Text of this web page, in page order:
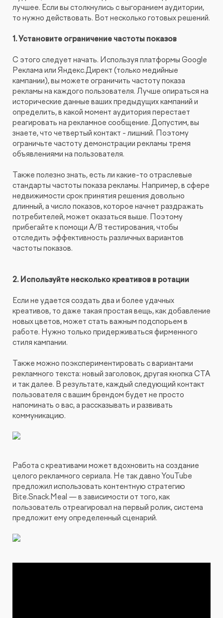
лучшее. Если вы столкнулись с выгоранием аудитории,
то нужно действовать. Вот несколько готовых решений.
1. Установите ограничение частоты показов
С этого следует начать. Используя платформы Google
Реклама или Яндекс.Директ (только медийные
кампании), вы можете ограничить частоту показа
рекламы на каждого пользователя. Лучше опираться на
исторические данные ваших предыдущих кампаний и
определить, в какой момент аудитория перестает
реагировать на рекламное сообщение. Допустим, вы
знаете, что четвертый контакт - лишний. Поэтому
ограничьте частоту демонстрации рекламы тремя
объявлениями на пользователя.
Также полезно знать, есть ли какие-то отраслевые
стандарты частоты показа рекламы. Например, в сфере
недвижимости срок принятия решения довольно
длинный, а число показов, которое начнет раздражать
потребителей, может оказаться выше. Поэтому
прибегайте к помощи A/B тестирования, чтобы
отследить эффективность различных вариантов
частоты показов.
2. Используйте несколько креативов в ротации
Если не удается создать два и более удачных
креативов, то даже такая простая вещь, как добавление
новых цветов, может стать важным подспорьем в
работе. Нужно только придерживаться фирменного
стиля кампании.
Также можно поэкспериментировать с вариантами
рекламного текста: новый заголовок, другая кнопка CTA
и так далее. В результате, каждый следующий контакт
пользователя с вашим брендом будет не просто
напоминать о вас, а рассказывать и развивать
коммуникацию.
Работа с креативами может вдохновить на создание
целого рекламного сериала. Не так давно YouTube
предложил использовать контентную стратегию
Bite.Snack.Meal — в зависимости от того, как
пользователь отреагировал на первый ролик, система
предложит ему определенный сценарий.